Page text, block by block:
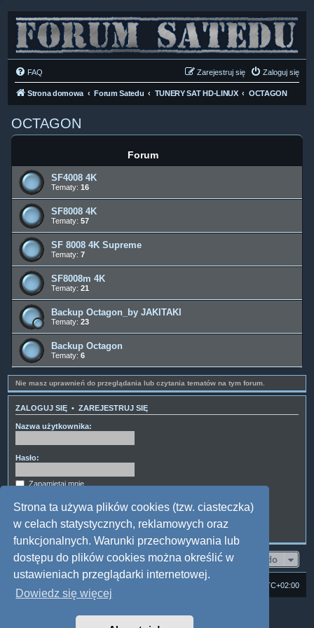
Strona ta używa plików cookies (tzw. ciasteczka)
w celach statystycznych, reklamowych oraz
funkcjonalnych. Warunki przechowywania lub
dostępu do plików cookies można określić w
ustawieniach przeglądarki internetowej.
Dowiedz się więcej
FAQ Zaloguj się
Zarejestruj się
Strona domowa Forum Satedu TUNERY SAT HD-LINUX OCTAGON
OCTAGON
Forum
SF4008 4K
Tematy: 16
SF8008 4K
Tematy: 57
SF 8008 4K Supreme
Tematy: 7
SF8008m 4K
Tematy: 21
Backup Octagon_by JAKITAKI
Tematy: 23
Backup Octagon
Tematy: 6
Nie masz uprawnień do przeglądania lub czytania tematów na tym forum.
ZALOGUJ SIĘ • ZAREJESTRUJ SIĘ
Nazwa użytkownika:
Hasło:
Zapamiętaj mnie
Przejdź do
UTC+02:00